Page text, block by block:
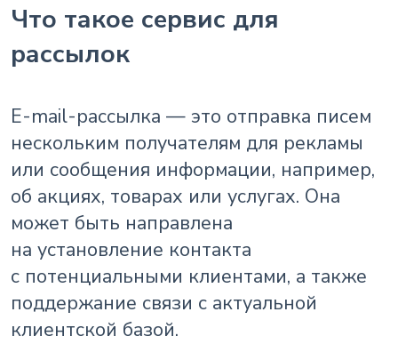
Что такое сервис для
рассылок
E-mail-рассылка — это отправка писем
нескольким получателям для рекламы
или сообщения информации, например,
об акциях, товарах или услугах. Она
может быть направлена
на установление контакта
с потенциальными клиентами, а также
поддержание связи с актуальной
клиентской базой.